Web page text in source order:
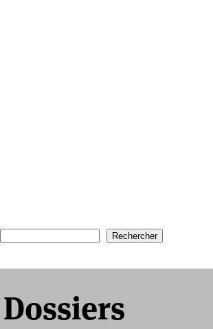
Formulaire de recherche
Dossiers